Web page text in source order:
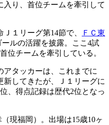
入り、首位チームを牽引して
１リーグ第14節で、
ＦＣ東
ルの活躍を披露。ここ4試
位チームを牽引している。
アタッカーは、これまでに
してきたが、Ｊ１リーグに
、得点記録は歴代2位となっ
現福岡）。出場は15歳10ヶ